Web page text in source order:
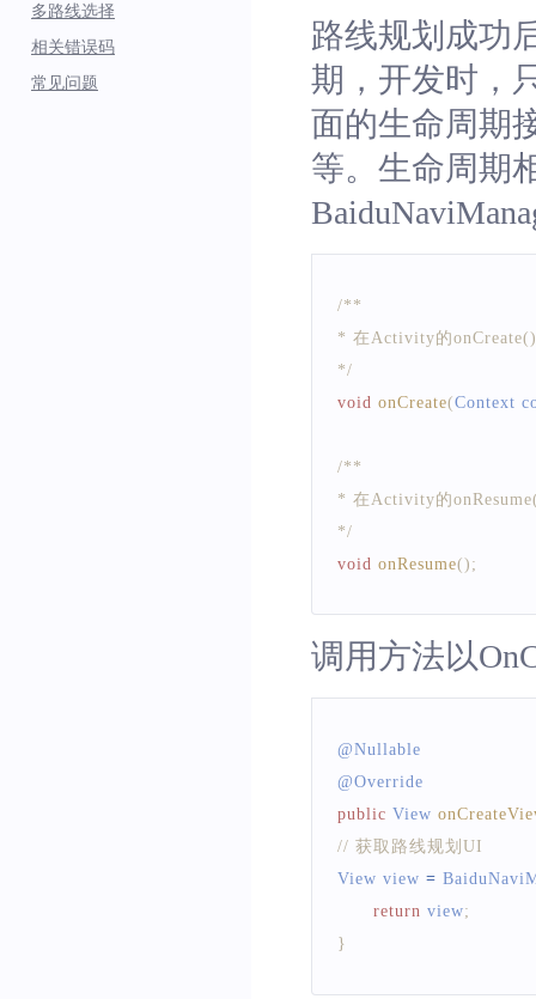
多路线选择
相关错误码
常见问题
.build(
;
List
BNRoutePlanNode>
list . add( sNode);
list add(eNode );
@ Override
Toast .makeText
break;
"算路成
case
break
;
break
}
}
}) ;
路线规划成功
期，开发时，
面的生命周期
等。生命周期
/**
* 在Activity的
*/
void onCreate(Context
/**
* 在Activity的
*/
void onResume() ;
* 在Activity的onPause()
/**
* 在Activity的
*/
void
onDestroy();
调用方法以
@Nullable
@Override
public View
// 获取路线规划UI
View view =
return view;
}